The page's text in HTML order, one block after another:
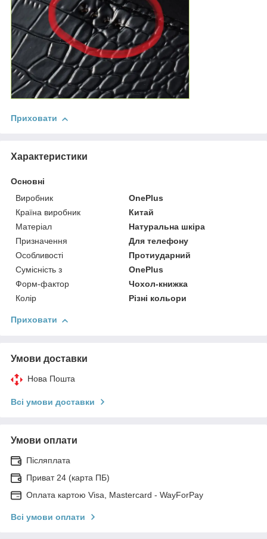
Приховати
Характеристики
Основні
Виробник
OnePlus
Країна виробник
Китай
Матеріал
Натуральна шкіра
Призначення
Для телефону
Особливості
Протиударний
Сумісність з
OnePlus
Форм-фактор
Чохол-книжка
Колір
Різні кольори
Приховати
Умови доставки
Нова Пошта
Всі умови доставки
Умови оплати
Післяплата
Приват 24 (карта ПБ)
Оплата картою Visa, Mastercard - WayForPay
Всі умови оплати